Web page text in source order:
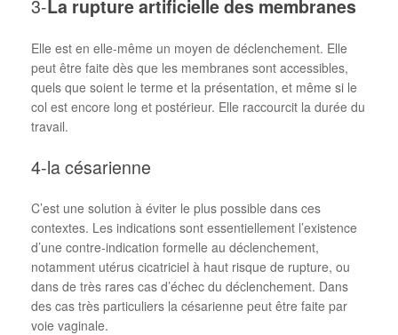
3-La rupture artificielle des membranes
Elle est en elle-même un moyen de déclenchement. Elle
peut être faite dès que les membranes sont accessibles,
quels que soient le terme et la présentation, et même si le
col est encore long et postérieur. Elle raccourcit la durée du
travail.
4-la césarienne
C’est une solution à éviter le plus possible dans ces
contextes. Les indications sont essentiellement l’existence
d’une contre-indication formelle au déclenchement,
notamment utérus cicatriciel à haut risque de rupture, ou
dans de très rares cas d’échec du déclenchement. Dans
des cas très particuliers la césarienne peut être faite par
voie vaginale.